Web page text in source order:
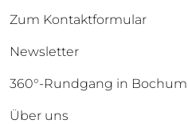
Zum Kontaktformular
Newsletter
360°-Rundgang in Bochum
Über uns